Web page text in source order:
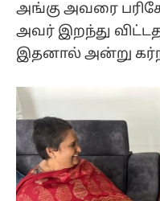
அங்கு அவரை
அவர் இறந்து
இதனால் அன்று